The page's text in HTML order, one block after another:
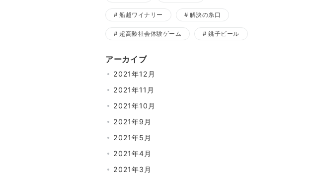
船越ワイナリー 解決の糸口
超高齢社会体験ゲーム 銚子ビール
アーカイブ
2021年12月
2021年11月
2021年10月
2021年9月
2021年5月
2021年4月
2021年3月